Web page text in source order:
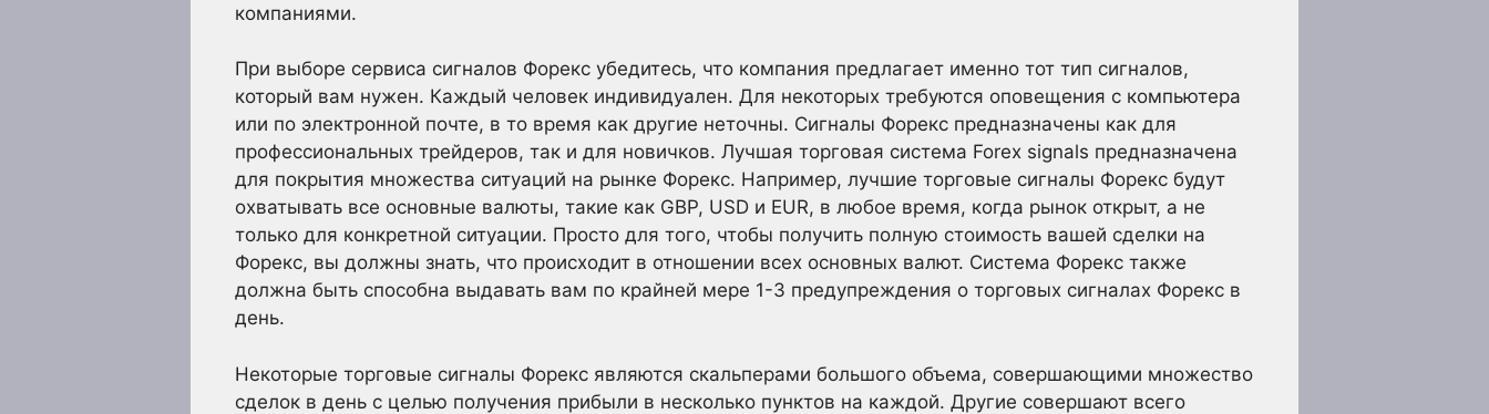
компаниями.
При выборе сервиса сигналов Форекс убедитесь, что компания предлагает именно тот тип сигналов,
который вам нужен. Каждый человек индивидуален. Для некоторых требуются оповещения с компьютера
или по электронной почте, в то время как другие неточны. Сигналы Форекс предназначены как для
профессиональных трейдеров, так и для новичков. Лучшая торговая система Forex signals предназначена
для покрытия множества ситуаций на рынке Форекс. Например, лучшие торговые сигналы Форекс будут
охватывать все основные валюты, такие как GBP, USD и EUR, в любое время, когда рынок открыт, а не
только для конкретной ситуации. Просто для того, чтобы получить полную стоимость вашей сделки на
Форекс, вы должны знать, что происходит в отношении всех основных валют. Система Форекс также
должна быть способна выдавать вам по крайней мере 1-3 предупреждения о торговых сигналах Форекс в
день.
Некоторые торговые сигналы Форекс являются скальперами большого объема, совершающими множество
сделок в день с целью получения прибыли в несколько пунктов на каждой. Другие совершают всего